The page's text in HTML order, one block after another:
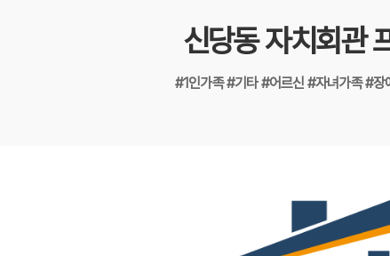
신당동 자치회관
#1인가족#기타#어르신#자녀가족#장